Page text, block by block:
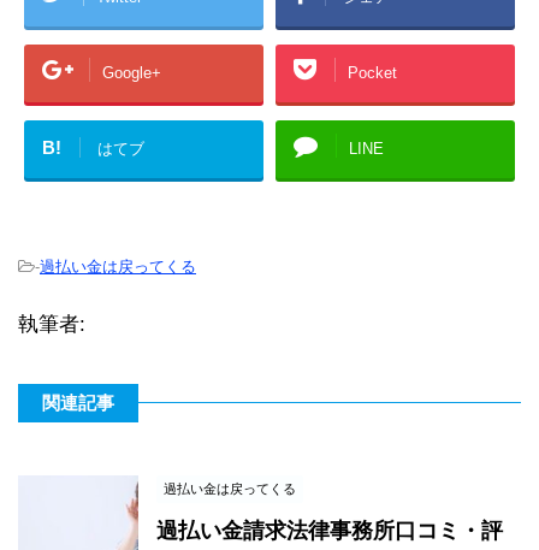
Google+ Pocket
B! はてブ LINE
-過払い金は戻ってくる
執筆者:
関連記事
過払い金は戻ってくる
過払い金請求法律事務所口コミ・評